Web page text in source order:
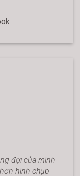
đợi của mình
hình chụp